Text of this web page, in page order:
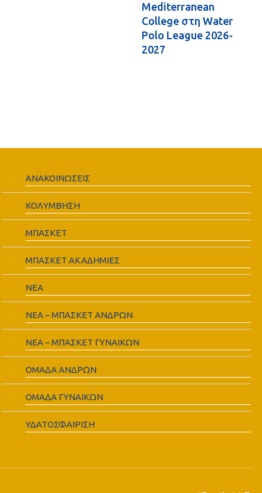
Mediterranean
College στη Water
Polo League 2026-
2027
ΑΝΑΚΟΙΝΩΣΕΙΣ
ΚΟΛΥΜΒΗΣΗ
ΜΠΑΣΚΕΤ
ΜΠΑΣΚΕΤ ΑΚΑΔΗΜΙΕΣ
ΝΕΑ
ΝΕΑ – ΜΠΑΣΚΕΤ ΑΝΔΡΩΝ
ΝΕΑ – ΜΠΑΣΚΕΤ ΓΥΝΑΙΚΩΝ
ΟΜΑΔΑ ΑΝΔΡΩΝ
ΟΜΑΔΑ ΓΥΝΑΙΚΩΝ
ΥΔΑΤΟΣΦΑΙΡΙΣΗ